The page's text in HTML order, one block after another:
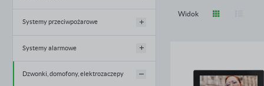
Systemy przeciwpożarowe
Czujniki przeciwpożarowe
Wyłączniki przeciwpożarowe
Systemy alarmowe
Sygnalizatory alarmowe
Dzwonki, domofony, elektrozaczepy
Widok